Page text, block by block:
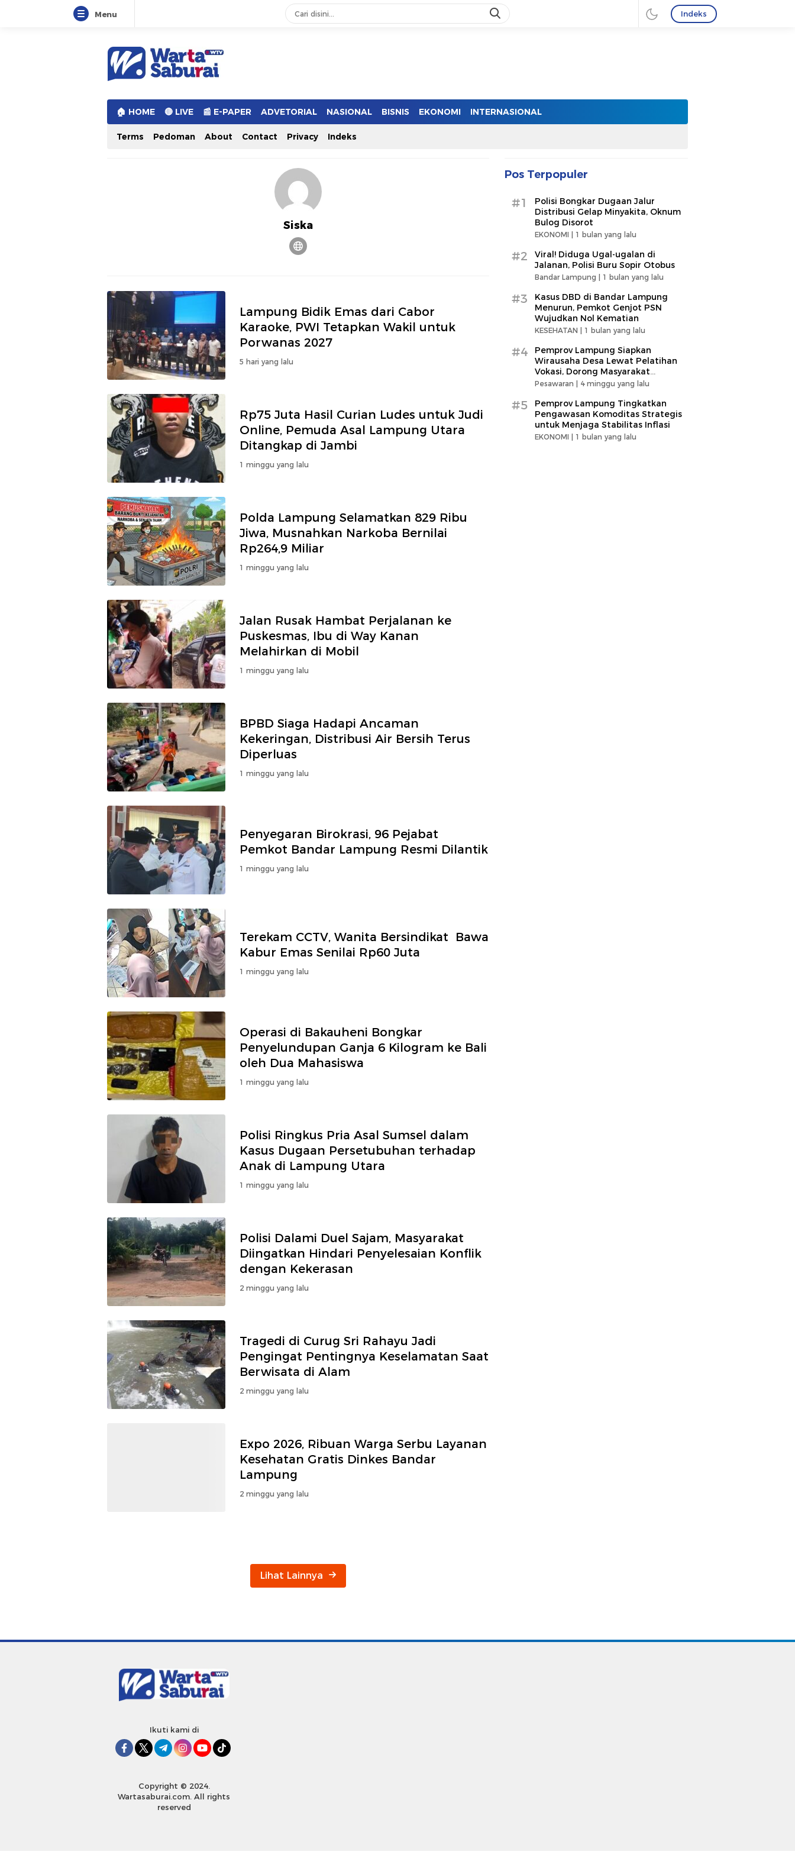
Menu Indeks
Warta Saburai
Sumber Informasi Terkini
🏠︎ HOME 🔴 LIVE 📰 E-PAPER ADVETORIAL NASIONAL BISNIS EKONOMI INTERNASIONAL
Terms Pedoman About Contact Privacy Indeks
Siska
Lampung Bidik Emas dari Cabor
Karaoke, PWI Tetapkan Wakil untuk
Porwanas 2027
5 hari yang lalu
Rp75 Juta Hasil Curian Ludes untuk Judi
Online, Pemuda Asal Lampung Utara
Ditangkap di Jambi
1 minggu yang lalu
Polda Lampung Selamatkan 829 Ribu
Jiwa, Musnahkan Narkoba Bernilai
Rp264,9 Miliar
1 minggu yang lalu
Jalan Rusak Hambat Perjalanan ke
Puskesmas, Ibu di Way Kanan
Melahirkan di Mobil
1 minggu yang lalu
BPBD Siaga Hadapi Ancaman
Kekeringan, Distribusi Air Bersih Terus
Diperluas
1 minggu yang lalu
Penyegaran Birokrasi, 96 Pejabat
Pemkot Bandar Lampung Resmi Dilantik
1 minggu yang lalu
Terekam CCTV, Wanita Bersindikat Bawa
Kabur Emas Senilai Rp60 Juta
1 minggu yang lalu
Operasi di Bakauheni Bongkar
Penyelundupan Ganja 6 Kilogram ke Bali
oleh Dua Mahasiswa
1 minggu yang lalu
Polisi Ringkus Pria Asal Sumsel dalam
Kasus Dugaan Persetubuhan terhadap
Anak di Lampung Utara
1 minggu yang lalu
Polisi Dalami Duel Sajam, Masyarakat
Diingatkan Hindari Penyelesaian Konflik
dengan Kekerasan
2 minggu yang lalu
Tragedi di Curug Sri Rahayu Jadi
Pengingat Pentingnya Keselamatan Saat
Berwisata di Alam
2 minggu yang lalu
Expo 2026, Ribuan Warga Serbu Layanan
Kesehatan Gratis Dinkes Bandar
Lampung
2 minggu yang lalu
Lihat Lainnya
Pos Terpopuler
#1
Polisi Bongkar Dugaan Jalur
Distribusi Gelap Minyakita, Oknum
Bulog Disorot
EKONOMI | 1 bulan yang lalu
#2
Viral! Diduga Ugal-ugalan di
Jalanan, Polisi Buru Sopir Otobus
Bandar Lampung | 1 bulan yang lalu
#3
Kasus DBD di Bandar Lampung
Menurun, Pemkot Genjot PSN
Wujudkan Nol Kematian
KESEHATAN | 1 bulan yang lalu
#4
Pemprov Lampung Siapkan
Wirausaha Desa Lewat Pelatihan
Vokasi, Dorong Masyarakat
Ciptakan Lapangan Kerja
Pesawaran | 4 minggu yang lalu
#5
Pemprov Lampung Tingkatkan
Pengawasan Komoditas Strategis
untuk Menjaga Stabilitas Inflasi
EKONOMI | 1 bulan yang lalu
Ikuti kami di
Copyright © 2024.
Wartasaburai.com. All rights
reserved